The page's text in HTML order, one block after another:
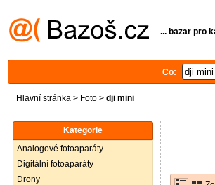
... bazar pro
Co:
Hlavní stránka > Foto > dji mini
Kategorie
Analogové fotoaparáty
Digitální fotoaparáty
Drony